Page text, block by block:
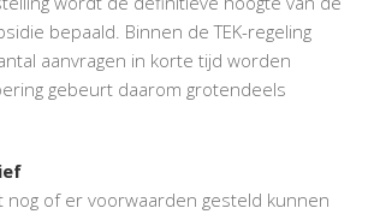
bepaald. Binnen de TEK-regeling
aanvragen in korte tijd worden
gebeurt daarom grotendeels
nog of er voorwaarden gesteld kunnen